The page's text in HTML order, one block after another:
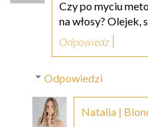
Czy po myciu
na włosy? Olejek,
Odpowiedz
Odpowiedzi
Natalia |